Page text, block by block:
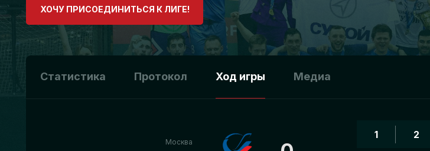
ХОЧУ ПРИСОЕДИНИТЬСЯ К ЛИГЕ!
Статистика Протокол Ход игры Медиа
Москва
1 2